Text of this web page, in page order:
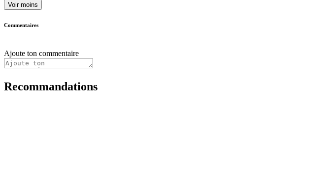
Voir moins
Commentaires
Ajoute ton commentaire
Recommandations